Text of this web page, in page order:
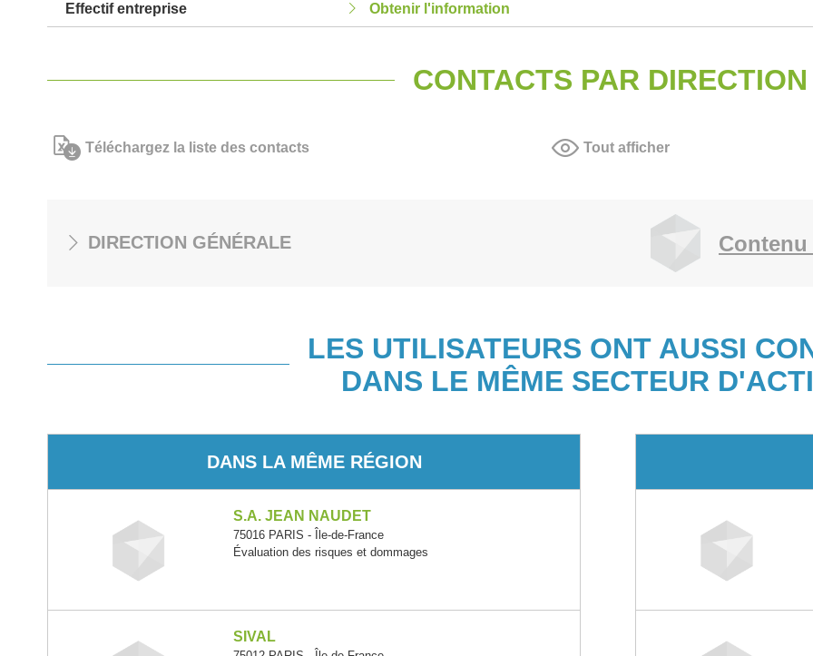
Effectif entreprise Obtenir l'information
CONTACTS PAR DIRECTION
Téléchargez la liste des contacts Tout afficher
DIRECTION GÉNÉRALE
LES UTILISATEURS ONT AUSSI
DANS LE MÊME SECTEUR
DANS LA MÊME RÉGION
S.A. JEAN NAUDET
75016 PARIS - Île-de-France
Évaluation des risques et dommages
SIVAL